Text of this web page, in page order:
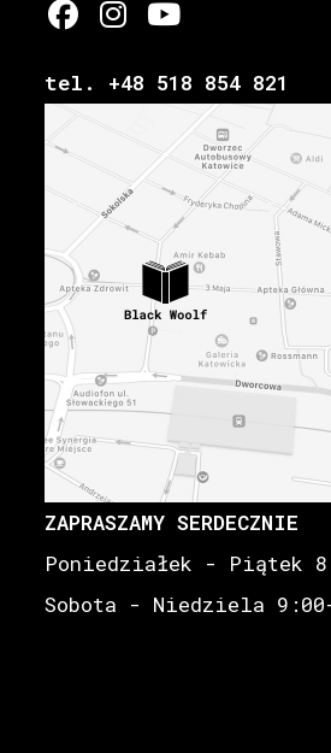
tel. +48 518 854 821
ZAPRASZAMY SERDECZNIE
Poniedziałek - Piątek
Sobota - Niedziela